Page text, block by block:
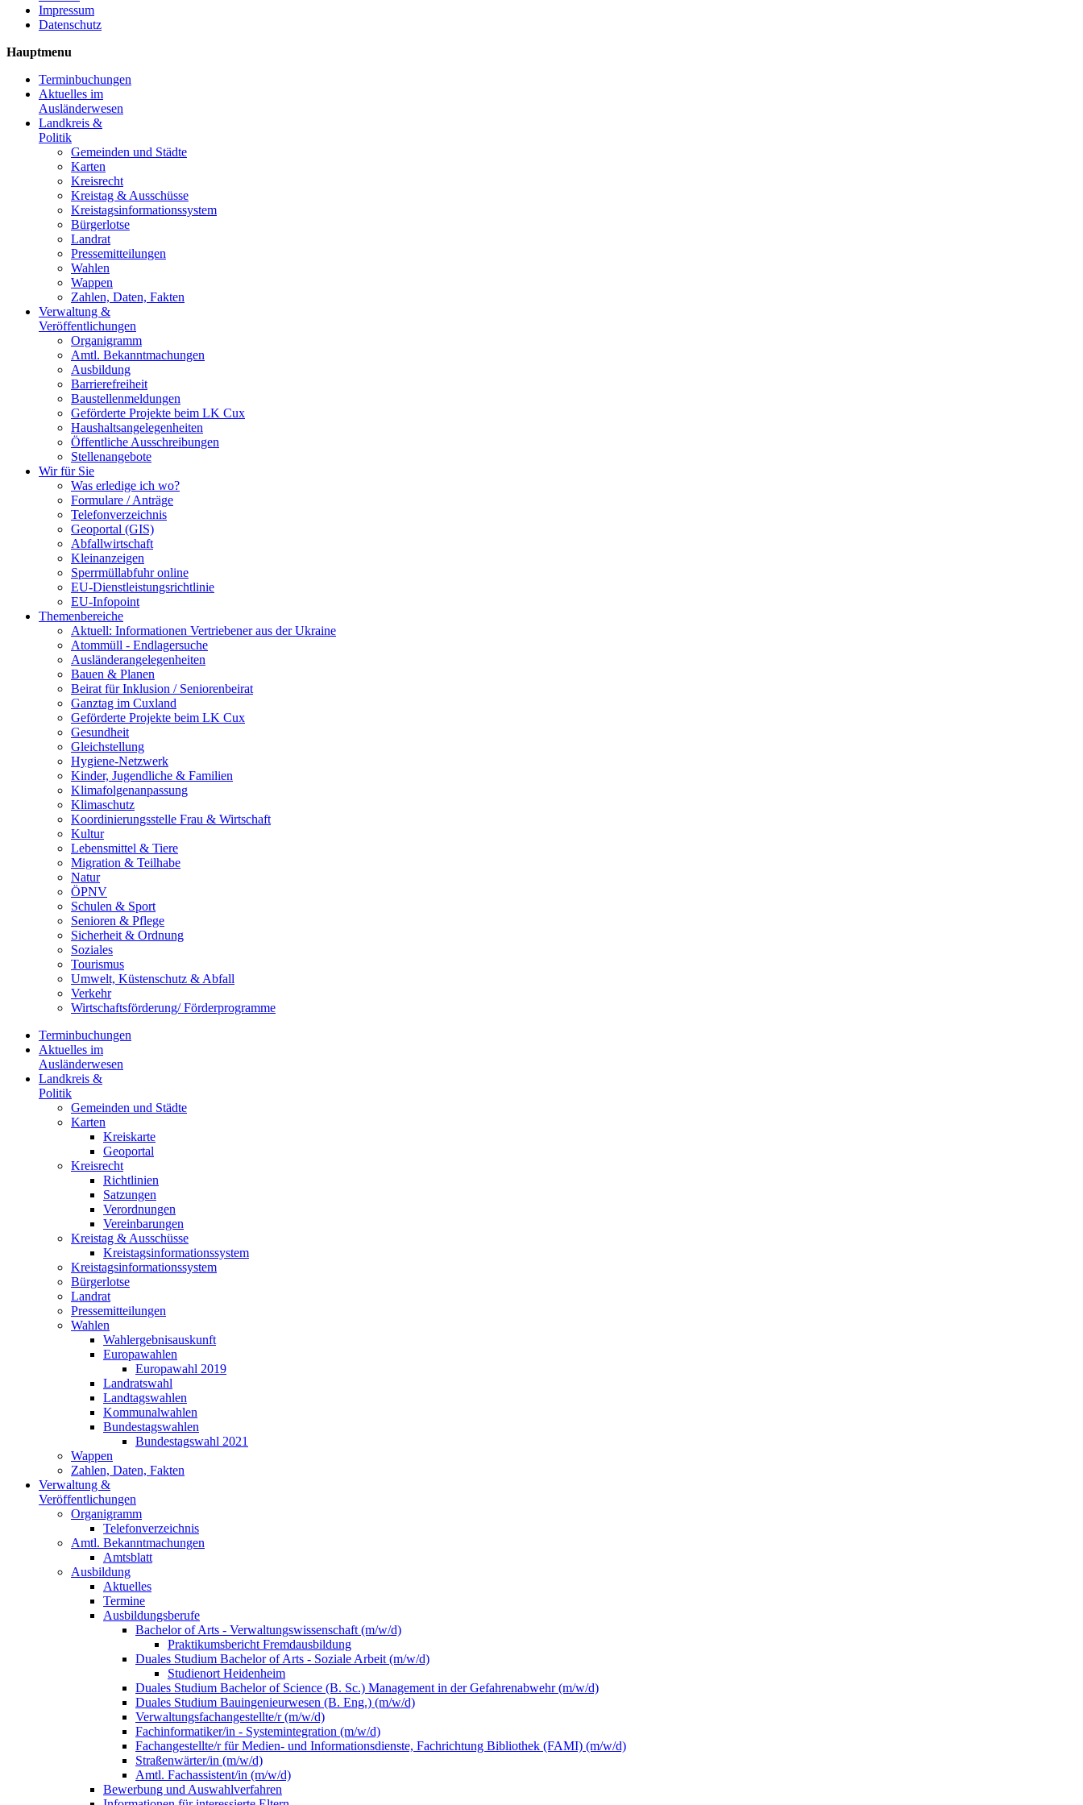
Impressum
Datenschutz
Hauptmenu
Terminbuchungen
Aktuelles im
Ausländerwesen
Landkreis &
Politik
Gemeinden und Städte
Karten
Kreisrecht
Kreistag & Ausschüsse
Kreistagsinformationssystem
Bürgerlotse
Landrat
Pressemitteilungen
Wahlen
Wappen
Zahlen, Daten, Fakten
Verwaltung &
Veröffentlichungen
Organigramm
Amtl. Bekanntmachungen
Ausbildung
Barrierefreiheit
Baustellenmeldungen
Geförderte Projekte beim LK Cux
Haushaltsangelegenheiten
Öffentliche Ausschreibungen
Stellenangebote
Wir für Sie
Was erledige ich wo?
Formulare / Anträge
Telefonverzeichnis
Geoportal (GIS)
Abfallwirtschaft
Kleinanzeigen
Sperrmüllabfuhr online
EU-Dienstleistungsrichtlinie
EU-Infopoint
Themenbereiche
Aktuell: Informationen Vertriebener aus der Ukraine
Atommüll - Endlagersuche
Ausländerangelegenheiten
Bauen & Planen
Beirat für Inklusion / Seniorenbeirat
Ganztag im Cuxland
Geförderte Projekte beim LK Cux
Gesundheit
Gleichstellung
Hygiene-Netzwerk
Kinder, Jugendliche & Familien
Klimafolgenanpassung
Klimaschutz
Koordinierungsstelle Frau & Wirtschaft
Kultur
Lebensmittel & Tiere
Migration & Teilhabe
Natur
ÖPNV
Schulen & Sport
Senioren & Pflege
Sicherheit & Ordnung
Soziales
Tourismus
Umwelt, Küstenschutz & Abfall
Verkehr
Wirtschaftsförderung/ Förderprogramme
Terminbuchungen
Aktuelles im
Ausländerwesen
Landkreis &
Politik
Gemeinden und Städte
Karten
Kreiskarte
Geoportal
Kreisrecht
Richtlinien
Satzungen
Verordnungen
Vereinbarungen
Kreistag & Ausschüsse
Kreistagsinformationssystem
Kreistagsinformationssystem
Bürgerlotse
Landrat
Pressemitteilungen
Wahlen
Wahlergebnisauskunft
Europawahlen
Europawahl 2019
Landratswahl
Landtagswahlen
Kommunalwahlen
Bundestagswahlen
Bundestagswahl 2021
Wappen
Zahlen, Daten, Fakten
Verwaltung &
Veröffentlichungen
Organigramm
Telefonverzeichnis
Amtl. Bekanntmachungen
Amtsblatt
Ausbildung
Aktuelles
Termine
Ausbildungsberufe
Bachelor of Arts - Verwaltungswissenschaft (m/w/d)
Praktikumsbericht Fremdausbildung
Duales Studium Bachelor of Arts - Soziale Arbeit (m/w/d)
Studienort Heidenheim
Duales Studium Bachelor of Science (B. Sc.) Management in der Gefahrenabwehr (m/w/d)
Duales Studium Bauingenieurwesen (B. Eng.) (m/w/d)
Verwaltungsfachangestellte/r (m/w/d)
Fachinformatiker/in - Systemintegration (m/w/d)
Fachangestellte/r für Medien- und Informationsdienste, Fachrichtung Bibliothek (FAMI) (m/w/d)
Straßenwärter/in (m/w/d)
Amtl. Fachassistent/in (m/w/d)
Bewerbung und Auswahlverfahren